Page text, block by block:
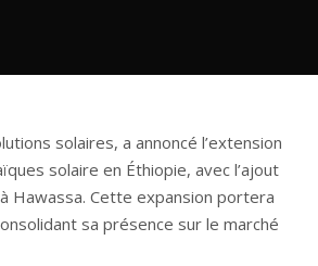
solaires, a annoncé l’extension
solaire en Éthiopie, avec l’ajout
Hawassa. Cette expansion portera
sa présence sur le marché